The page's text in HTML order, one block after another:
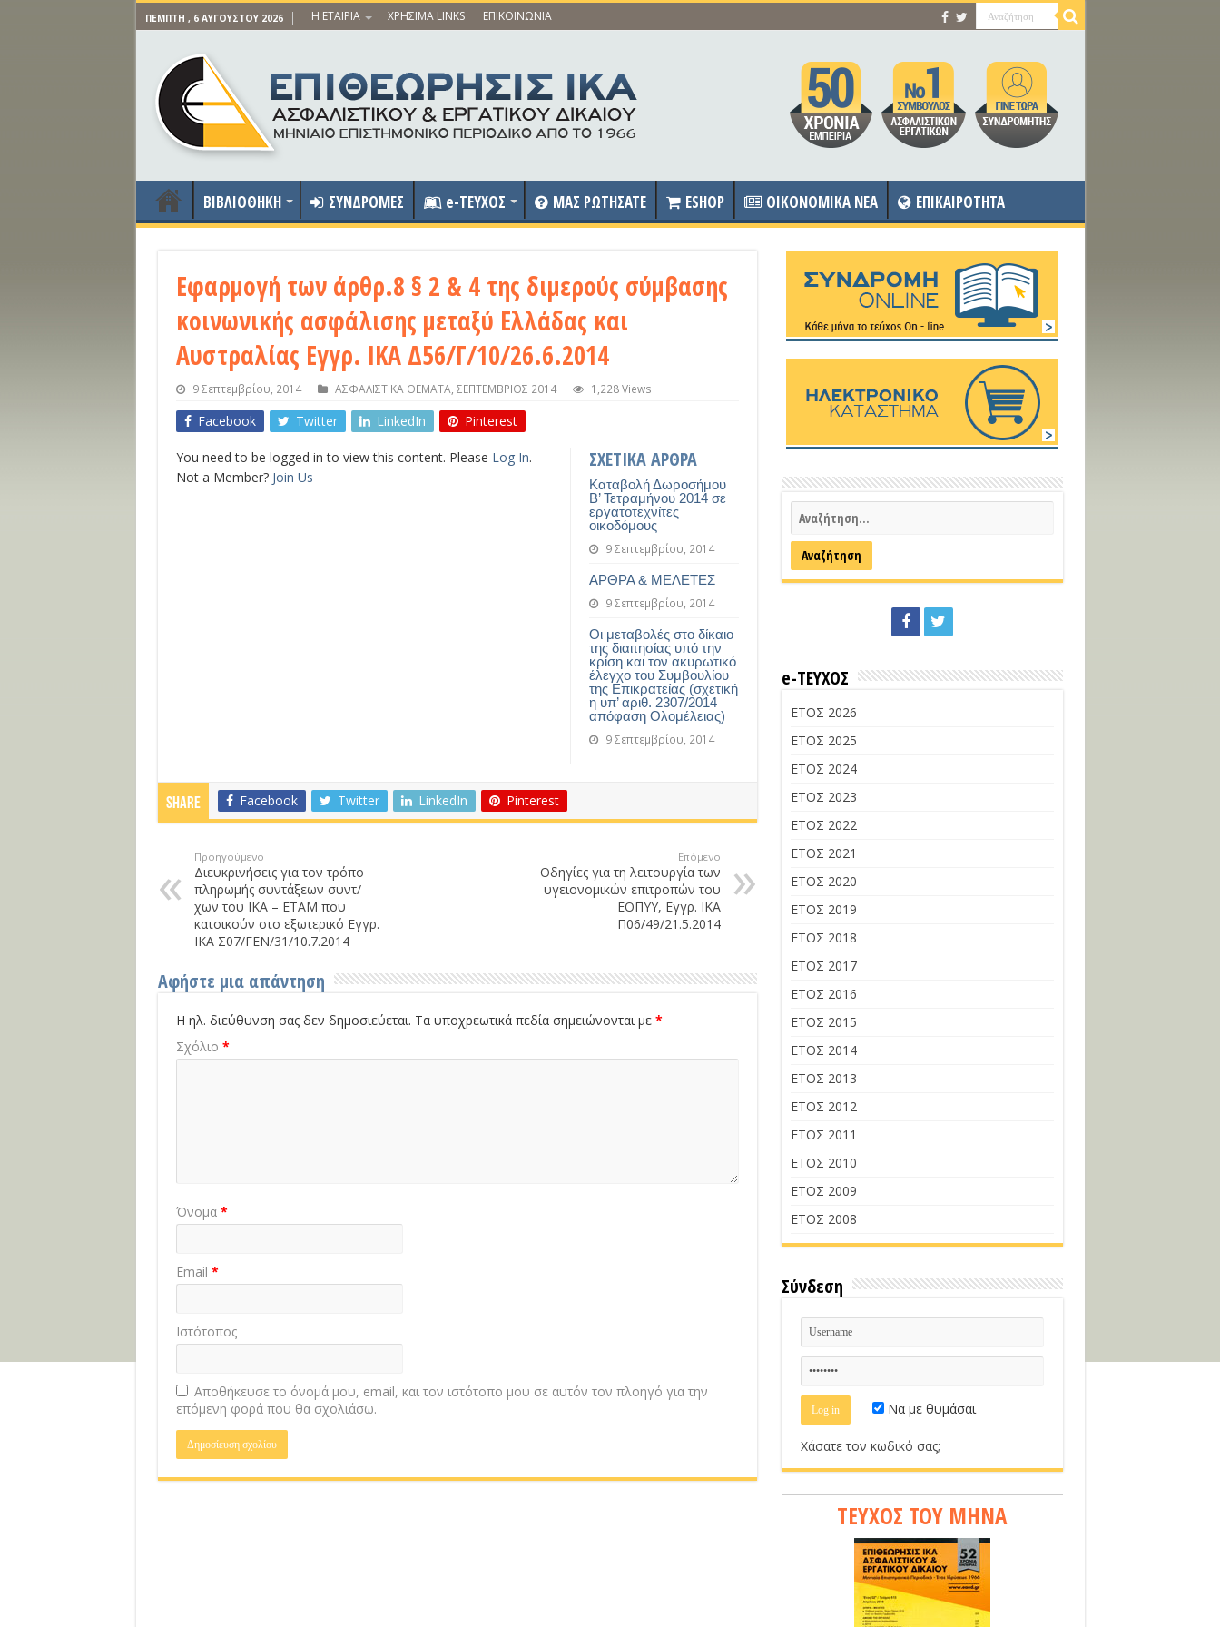
ΠΈΜΠΤΗ , 6 ΑΥΓΟΎΣΤΟΥ 2026 Η ΕΤΑΙΡΙΑ ΧΡΗΣΙΜΑ LINKS ΕΠΙΚΟΙΝΩΝΙΑ
ΒΙΒΛΙΟΘΗΚΗ ΣΥΝΔΡΟΜΕΣ e-ΤΕΥΧΟΣ ΜΑΣ ΡΩΤΗΣΑΤΕ ESHOP OIKONOMIKA NEA ΕΠΙΚΑΙΡΟΤΗΤΑ
Εφαρμογή των άρθρ.8 § 2 & 4 της διμερούς σύμβασης
κοινωνικής ασφάλισης μεταξύ Ελλάδας και
Αυστραλίας Εγγρ. ΙΚΑ Δ56/Γ/10/26.6.2014
9 Σεπτεμβρίου, 2014 ΑΣΦΑΛΙΣΤΙΚΑ ΘΕΜΑΤΑ ΣΕΠΤΕΜΒΡΙΟΣ 2014 1,228 Views
Facebook Twitter LinkedIn Pinterest
ΣΧΕΤΙΚΑ ΑΡΘΡΑ
Καταβολή Δωροσήμου
Β’ Τετραμήνου 2014 σε
εργατοτεχνίτες
οικοδόμους
9 Σεπτεμβρίου, 2014
ΑΡΘΡΑ & ΜΕΛΕΤΕΣ
9 Σεπτεμβρίου, 2014
Οι μεταβολές στο δίκαιο
της διαιτησίας υπό την
κρίση και τον ακυρωτικό
έλεγχο του Συμβουλίου
της Επικρατείας (σχετική
η υπ’ αριθ. 2307/2014
απόφαση Ολομέλειας)
9 Σεπτεμβρίου, 2014
You need to be logged in to view this content. Please Log In.
Not a Member? Join Us
Share Facebook Twitter LinkedIn Pinterest
Προηγούμενο
Διευκρινήσεις για τον τρόπο
πληρωμής συντάξεων συντ/
χων του ΙΚΑ – ΕΤΑΜ που
κατοικούν στο εξωτερικό Εγγρ.
ΙΚΑ Σ07/ΓΕΝ/31/10.7.2014
Επόμενο
Οδηγίες για τη λειτουργία των
υγειονομικών επιτροπών του
ΕΟΠΥΥ, Εγγρ. ΙΚΑ
Π06/49/21.5.2014
Αφήστε μια απάντηση
Η ηλ. διεύθυνση σας δεν δημοσιεύεται. Τα υποχρεωτικά πεδία σημειώνονται με *
Σχόλιο *
Όνομα *
Email *
Ιστότοπος
Αποθήκευσε το όνομά μου, email, και τον ιστότοπο μου σε αυτόν τον πλοηγό για την
επόμενη φορά που θα σχολιάσω.
e-ΤΕΥΧΟΣ
ΕΤΟΣ 2026
ΕΤΟΣ 2025
ΕΤΟΣ 2024
ΕΤΟΣ 2023
ΕΤΟΣ 2022
ΕΤΟΣ 2021
ΕΤΟΣ 2020
ΕΤΟΣ 2019
ΕΤΟΣ 2018
ΕΤΟΣ 2017
ΕΤΟΣ 2016
ΕΤΟΣ 2015
ΕΤΟΣ 2014
ΕΤΟΣ 2013
ΕΤΟΣ 2012
ΕΤΟΣ 2011
ΕΤΟΣ 2010
ΕΤΟΣ 2009
ΕΤΟΣ 2008
Σύνδεση
Να με θυμάσαι
Χάσατε τον κωδικό σας;
ΤΕΥΧΟΣ ΤΟΥ ΜΗΝΑ